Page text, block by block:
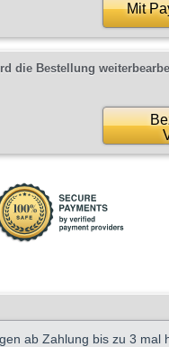
Mit
die Bestellung
ab Zahlung bis zu 3 mal